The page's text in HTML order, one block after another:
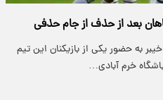
بعد از حذف از جام حذفی
به حضور یکی از بازیکنان این تیم
خرم آبادی…